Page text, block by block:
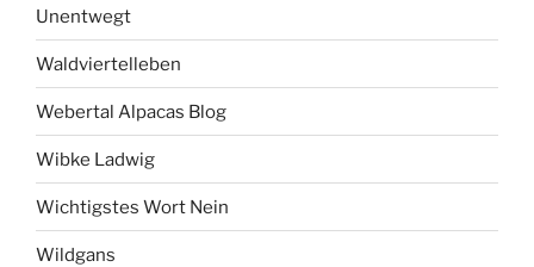
Unentwegt
Waldviertelleben
Webertal Alpacas Blog
Wibke Ladwig
Wichtigstes Wort Nein
Wildgans